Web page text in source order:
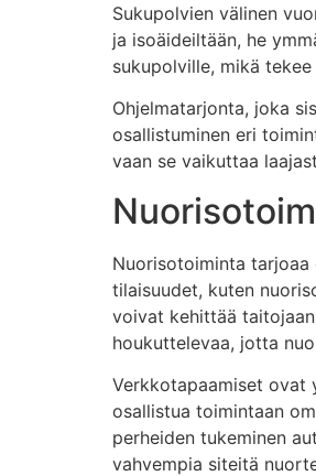
Sukupolvien välinen
ja isoäideiltään, he
sukupolville, mikä
Ohjelmatarjonta, joka
osallistuminen eri
vaan se vaikuttaa
Nuorisotoiminta tarjoaa
tilaisuudet, kuten
voivat kehittää
houkuttelevaa, jotta
Verkkotapaamiset ovat
osallistua toimintaan
perheiden tukeminen
vahvempia siteitä